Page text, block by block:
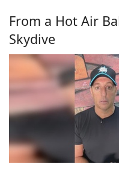
From a Hot Air
Skydive